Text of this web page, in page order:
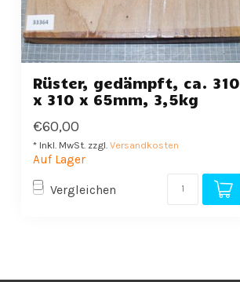
Rüster, gedämpft, ca. 310
x 310 x 65mm, 3,5kg
€60,00
* Inkl. MwSt. zzgl. Versandkosten
Auf Lager
Vergleichen